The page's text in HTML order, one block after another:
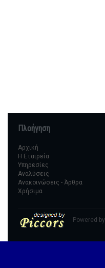
Πλοήγηση
Αρχική
Η Εταιρεία
Υπηρεσίες
Αναλύσεις
Ανακοινώσεις - Άρθρα
Χρήσιμα
Powered by